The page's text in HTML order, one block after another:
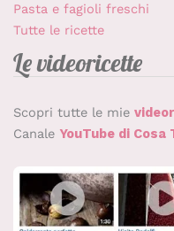
Pasta e fagioli freschi
Tutte le ricette
Le videoricette
Scopri tutte le mie
Canale YouTube di Cosa